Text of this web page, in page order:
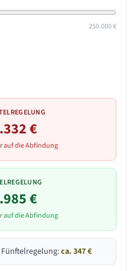
250.000 €
€
auf die Abfindung
€
auf die Abfindung
ca.347€